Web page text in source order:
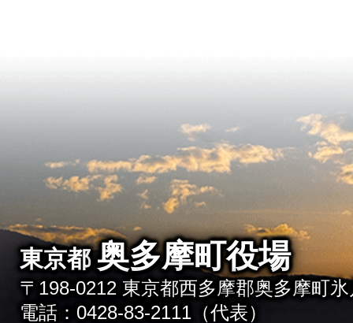
東京都 奥多摩町役場
〒198-0212 東京都西多摩郡奥多摩町
電話：0428-83-2111（代表）